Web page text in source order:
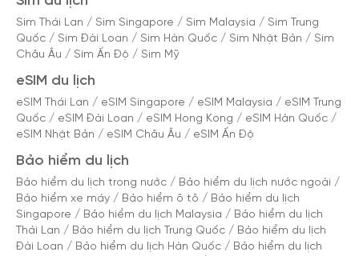
Sim Thái Lan / Sim Singapore / Sim Malaysia / Sim Trung
Quốc / Sim Đài Loan / Sim Hàn Quốc / Sim Nhật Bản / Sim
Châu Âu / Sim Ấn Độ / Sim Mỹ
eSIM du lịch
eSIM Thái Lan / eSIM Singapore / eSIM Malaysia / eSIM Trung
Quốc / eSIM Đài Loan / eSIM Hong Kong / eSIM Hàn Quốc /
eSIM Nhật Bản / eSIM Châu Âu / eSIM Ấn Độ
Bảo hiểm du lịch
Bảo hiểm du lịch trong nước / Bảo hiểm du lịch nước ngoài /
Bảo hiểm xe máy / Bảo hiểm ô tô / Bảo hiểm du lịch
Singapore / Bảo hiểm du lịch Malaysia / Bảo hiểm du lịch
Thái Lan / Bảo hiểm du lịch Trung Quốc / Bảo hiểm du lịch
Đài Loan / Bảo hiểm du lịch Hàn Quốc / Bảo hiểm du lịch